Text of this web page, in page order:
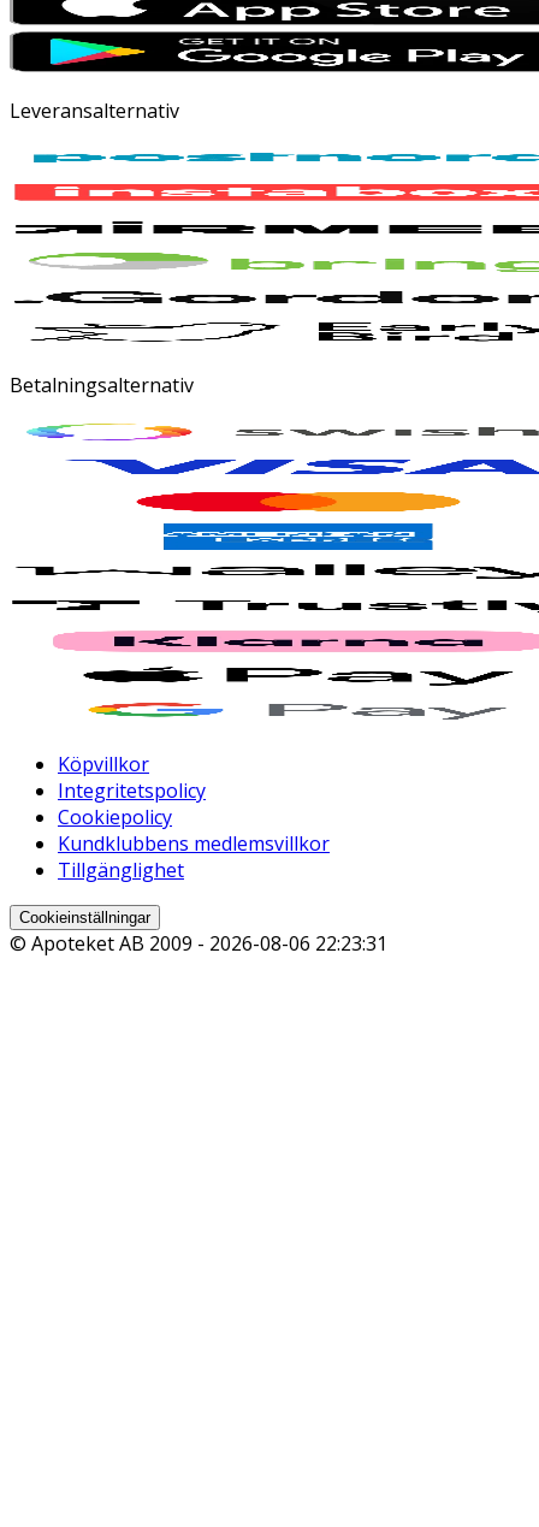
Leveransalternativ
Betalningsalternativ
Köpvillkor
Integritetspolicy
Cookiepolicy
Kundklubbens medlemsvillkor
Tillgänglighet
Cookieinställningar
© Apoteket AB 2009 - 2026-08-06 22:23:31